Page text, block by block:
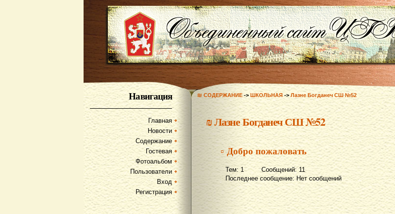
Навигация
Главная
Новости
Содержание
Гостевая
Фотоальбом
Пользователи
Вход
Регистрация
₪ СОДЕРЖАНИЕ -> ШКОЛЬНАЯ -> Лазне Богданеч СШ №52
₪Лазне Богданеч СШ №52
▫ Добро пожаловать
Тем: 1 Сообщений: 11
Последнее сообщение: Нет сообщений